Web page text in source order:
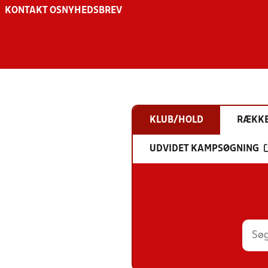
KONTAKT OS NYHEDSBREV
KLUB/HOLD
UDVIDET KAMPSØGNING